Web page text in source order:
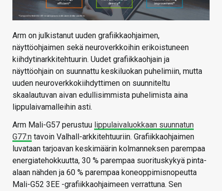
Arm on julkistanut uuden grafiikkaohjaimen,
näyttöohjaimen sekä neuroverkkoihin erikoistuneen
kiihdytinarkkitehtuurin. Uudet grafiikkaohjain ja
näyttöohjain on suunnattu keskiluokan puhelimiin, mutta
uuden neuroverkkokiihdyttimen on suunniteltu
skaalautuvan aivan edullisimmista puhelimista aina
lippulaivamalleihin asti.
Arm Mali-G57 perustuu lippulaivaluokkaan suunnatun
G77:n tavoin Valhall-arkkitehtuuriin. Grafiikkaohjaimen
luvataan tarjoavan keskimäärin kolmanneksen parempaa
energiatehokkuutta, 30 % parempaa suorituskykyä pinta-
alaan nähden ja 60 % parempaa koneoppimisnopeutta
Mali-G52 3EE -grafiikkaohjaimeen verrattuna. Sen